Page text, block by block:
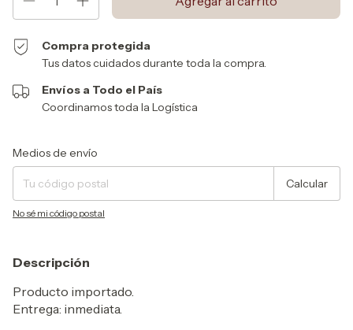
Compra protegida
Tus datos cuidados durante toda la compra.
Envíos a Todo el País
Coordinamos toda la Logística
Entregas para el CP:
Medios de envío
Calcular
No sé mi código postal
Descripción
Producto importado.
Entrega: inmediata.